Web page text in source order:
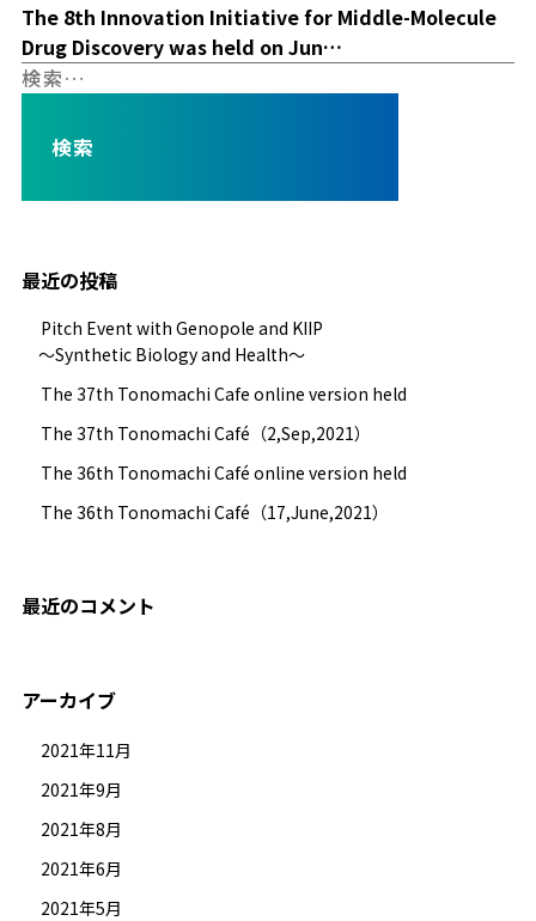
The 8th Innovation Initiative for Middle-Molecule
Drug Discovery was held on Jun…
検
最近の投稿
Pitch Event with Genopole and KIIP
～Synthetic Biology and Health～
The 37th Tonomachi Cafe online version held
The 37th Tonomachi Café（2,Sep,2021）
The 36th Tonomachi Café online version held
The 36th Tonomachi Café（17,June,2021）
最近のコメント
アーカイブ
2021年11月
2021年9月
2021年8月
2021年6月
2021年5月